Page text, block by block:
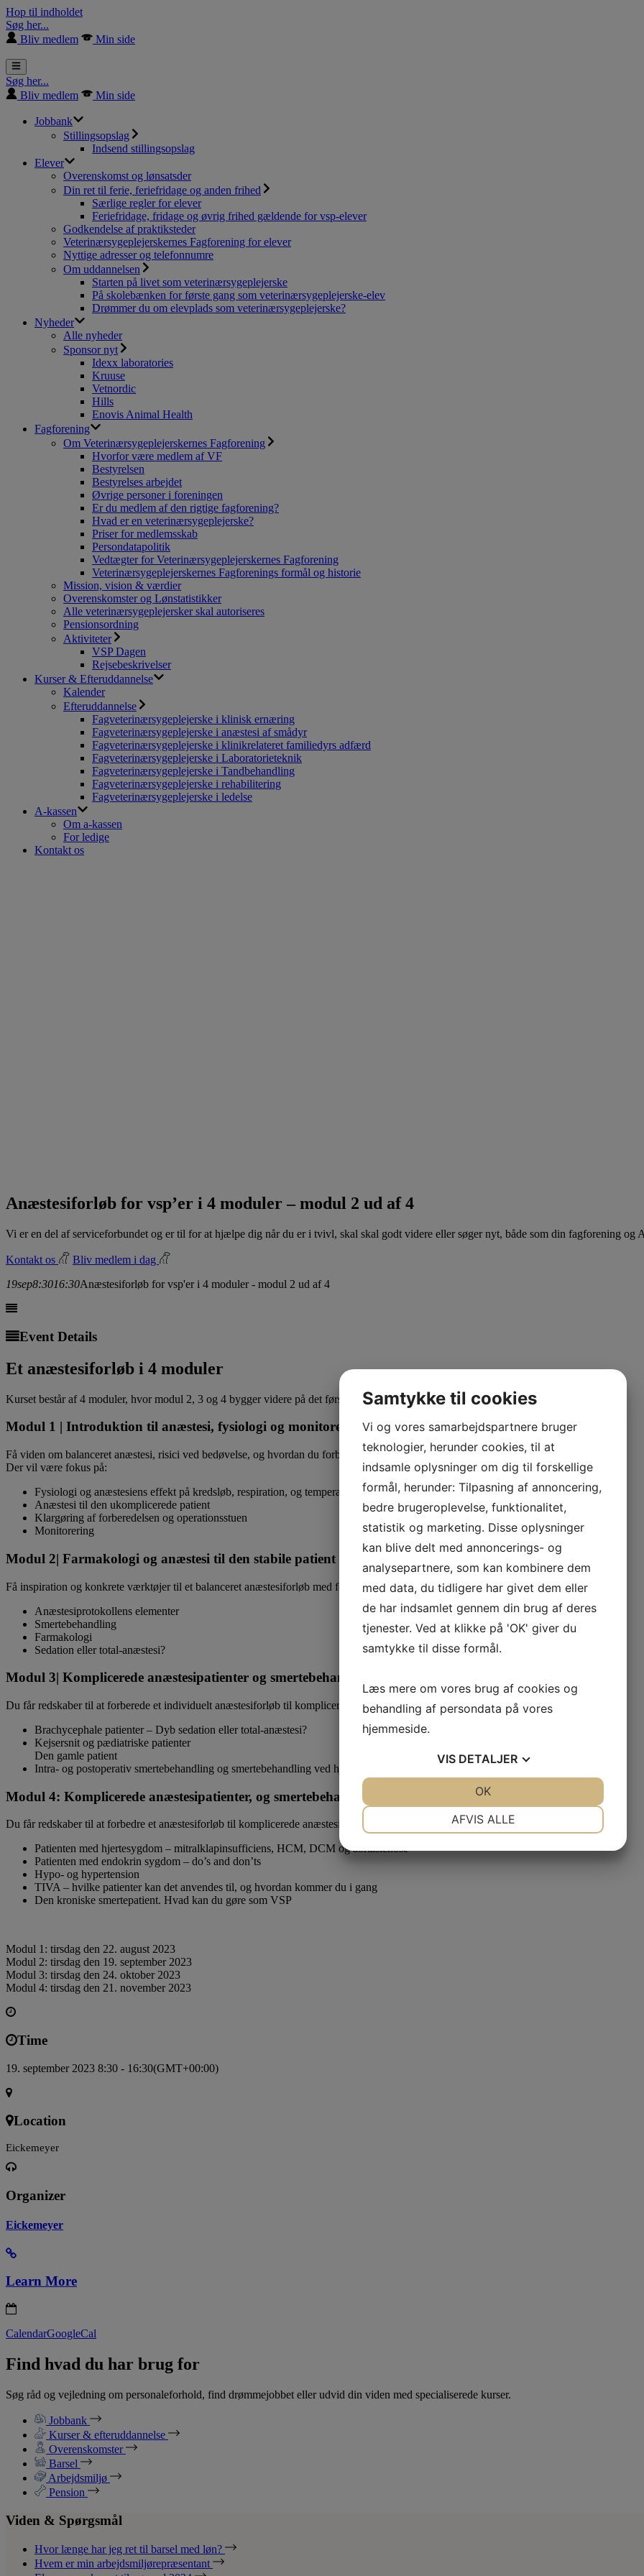
Hop til indholdet
Søg her...
Bliv medlem
Min side
Søg her...
Bliv medlem
Min side
Jobbank
Stillingsopslag
Indsend stillingsopslag
Elever
Overenskomst og lønsatsder
Din ret til ferie, feriefridage og anden frihed
Særlige regler for elever
Feriefridage, fridage og øvrig frihed gældende for vsp-elever
Godkendelse af praktiksteder
Veterinærsygeplejerskernes Fagforening for elever
Nyttige adresser og telefonnumre
Om uddannelsen
Starten på livet som veterinærsygeplejerske
På skolebænken for første gang som veterinærsygeplejerske-elev
Drømmer du om elevplads som veterinærsygeplejerske?
Nyheder
Alle nyheder
Sponsor nyt
Idexx laboratories
Kruuse
Vetnordic
Hills
Enovis Animal Health
Fagforening
Om Veterinærsygeplejerskernes Fagforening
Hvorfor være medlem af VF
Bestyrelsen
Bestyrelses arbejdet
Øvrige personer i foreningen
Er du medlem af den rigtige fagforening?
Hvad er en veterinærsygeplejerske?
Priser for medlemsskab
Persondatapolitik
Vedtægter for Veterinærsygeplejerskernes Fagforening
Veterinærsygeplejerskernes Fagforenings formål og historie
Mission, vision & værdier
Overenskomster og Lønstatistikker
Alle veterinærsygeplejersker skal autoriseres
Pensionsordning
Aktiviteter
VSP Dagen
Rejsebeskrivelser
Kurser & Efteruddannelse
Kalender
Efteruddannelse
Fagveterinærsygeplejerske i klinisk ernæring
Fagveterinærsygeplejerske i anæstesi af smådyr
Fagveterinærsygeplejerske i klinikrelateret familiedyrs adfærd
Fagveterinærsygeplejerske i Laboratorieteknik
Fagveterinærsygeplejerske i Tandbehandling
Fagveterinærsygeplejerske i rehabilitering
Fagveterinærsygeplejerske i ledelse
A-kassen
Om a-kassen
For ledige
Kontakt os
Anæstesiforløb for vsp’er i 4 moduler – modul 2 ud af 4
Vi er en del af serviceforbundet og er til for at hjælpe dig når du er i tvivl, skal skal godt videre eller søger nyt, både som din fagforening og
Kontakt os
Bliv medlem i dag
19sep8:3016:30Anæstesiforløb for vsp'er i 4 moduler - modul 2 ud af 4
Event Details
Et anæstesiforløb i 4 moduler
Kurset består af 4 moduler, hvor modul 2, 3 og 4 bygger videre på det første modul og derfor er dette et sammenhængende forløb.
Modul 1 | Introduktion til anæstesi, fysiologi og monitorering
Få viden om balanceret anæstesi, risici ved bedøvelse, og hvordan du forbedre et anæstesiforløb.
Der vil være fokus på:
Fysiologi og anæstesiens effekt på kredsløb, respiration, og temperatur-regulering
Anæstesi til den ukomplicerede patient
Klargøring af forberedelsen og operationsstuen
Monitorering
Modul 2| Farmakologi og anæstesi til den stabile patient
Få inspiration og konkrete værktøjer til et balanceret anæstesiforløb med fokus på:
Anæstesiprotokollens elementer
Smertebehandling
Farmakologi
Sedation eller total-anæstesi?
Modul 3| Komplicerede anæstesipatienter og smertebehandling lidt ud over det sædvanlige del I
Du får redskaber til at forberede et individuelt anæstesiforløb til komplicerede anæstesipatienter med fokus på:
Brachycephale patienter – Dyb sedation eller total-anæstesi?
Kejsersnit og pædiatriske patienter
Den gamle patient
Intra- og postoperativ smertebehandling og smertebehandling ved hjemsendelse
Modul 4: Komplicerede anæstesipatienter, og smertebehandling lidt ud over det sædvanlige del II
Du får redskaber til at forbedre et anæstesiforløb til komplicerede anæstesipatienter med fokus på:
Patienten med hjertesygdom – mitralklapinsufficiens, HCM, DCM og aortastenose
Patienten med endokrin sygdom – do’s and don’ts
Hypo- og hypertension
TIVA – hvilke patienter kan det anvendes til, og hvordan kommer du i gang
Den kroniske smertepatient. Hvad kan du gøre som VSP
Modul 1: tirsdag den 22. august 2023
Modul 2: tirsdag den 19. september 2023
Modul 3: tirsdag den 24. oktober 2023
Modul 4: tirsdag den 21. november 2023
Time
19. september 2023 8:30 - 16:30(GMT+00:00)
Location
Eickemeyer
Organizer
Eickemeyer
Learn More
CalendarGoogleCal
Find hvad du har brug for
Søg råd og vejledning om personaleforhold, find drømmejobbet eller udvid din viden med specialiserede kurser.
Jobbank
Kurser & efteruddannelse
Overenskomster
Barsel
Arbejdsmiljø
Pension
Viden & Spørgsmål
Hvor længe har jeg ret til barsel med løn?
Hvem er min arbejdsmiljørepræsentant
Samtykke til cookies
Vi og vores samarbejdspartnere bruger
teknologier, herunder cookies, til at
indsamle oplysninger om dig til forskellige
formål, herunder: Tilpasning af annoncering,
bedre brugeroplevelse, funktionalitet,
statistik og marketing. Disse oplysninger
kan blive delt med annoncerings- og
analysepartnere, som kan kombinere dem
med data, du tidligere har givet dem eller
de har indsamlet gennem din brug af deres
tjenester. Ved at klikke på 'OK' giver du
samtykke til disse formål.
Læs mere om vores brug af cookies og
behandling af persondata på vores
hjemmeside.
VIS DETALJER
AFVIS ALLE
OK